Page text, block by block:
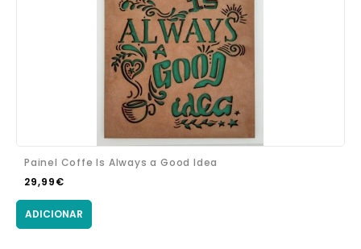
Painel Coffe Is Always a Good Idea
29,99€
ADICIONAR